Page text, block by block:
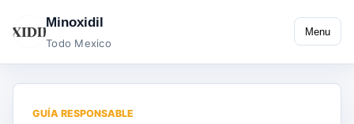
Minoxidil
Todo Mexico
Menu
GUÍA RESPONSABLE